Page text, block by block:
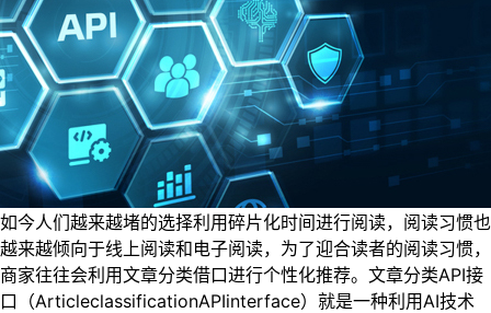
如今人们越来越堵的选择利用碎片化时间进行阅读，阅读习惯也
越来越倾向于线上阅读和电子阅读，为了迎合读者的阅读习惯，
商家往往会利用文章分类借口进行个性化推荐。文章分类API接
口（ArticleclassificationAPIinterface）就是一种利用AI技术